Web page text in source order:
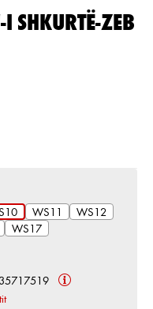
SHKURTË-ZEB
WS11
WS12
WS17